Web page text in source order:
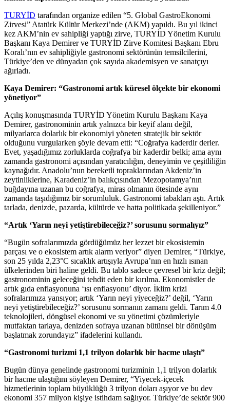
TURYİD tarafından organize edilen “5. Global GastroEkonomi
Zirvesi” Atatürk Kültür Merkezi’nde (AKM) yapıldı. Bu yıl ikinci
kez AKM’nin ev sahipliği yaptığı zirve, TURYİD Yönetim Kurulu
Başkanı Kaya Demirer ve TURYİD Zirve Komitesi Başkanı Ebru
Koralı’nın ev sahipliğiyle gastronomi sektörünün temsilcilerini,
Türkiye’den ve dünyadan çok sayıda akademisyen ve sanatçıyı
ağırladı.
Kaya Demirer: “Gastronomi artık küresel ölçekte bir ekonomi
yönetiyor”
Açılış konuşmasında TURYİD Yönetim Kurulu Başkanı Kaya
Demirer, gastronominin artık yalnızca bir keyif alanı değil,
milyarlarca dolarlık bir ekonomiyi yöneten stratejik bir sektör
olduğunu vurgularken şöyle devam etti: “Coğrafya kaderdir derler.
Evet, yaşadığımız zorluklarda coğrafya bir kaderdir belki; ama aynı
zamanda gastronomi açısından yaratıcılığın, deneyimin ve çeşitliliğin
kaynağıdır. Anadolu’nun bereketli topraklarından Akdeniz’in
zeytinliklerine, Karadeniz’in balıkçısından Mezopotamya’nın
buğdayına uzanan bu coğrafya, miras olmanın ötesinde aynı
zamanda taşıdığımız bir sorumluluk. Gastronomi tabakları aştı. Artık
tarlada, denizde, pazarda, kültürde ve hatta politikada şekilleniyor.”
“Artık ‘Yarın neyi yetiştirebileceğiz?’ sorusunu sormalıyız”
“Bugün sofralarımızda gördüğümüz her lezzet bir ekosistemin
parçası ve o ekosistem artık alarm veriyor” diyen Demirer, “Türkiye,
son 25 yılda 2,23°C sıcaklık artışıyla Avrupa’nın en hızlı ısınan
ülkelerinden biri haline geldi. Bu tablo sadece çevresel bir kriz değil;
gastronominin geleceğini tehdit eden bir kırılma. Ekonomistler de
artık gıda enflasyonuna ‘ısı enflasyonu’ diyor. İklim krizi
sofralarımıza yansıyor; artık ‘Yarın neyi yiyeceğiz?’ değil, ‘Yarın
neyi yetiştirebileceğiz?’ sorusunu sormanın zamanı geldi. Tarım 4.0
teknolojileri, döngüsel ekonomi ve su yönetimi çözümleriyle
mutfaktan tarlaya, denizden sofraya uzanan bütünsel bir dönüşüm
başlatmak zorundayız” ifadelerini kullandı.
“Gastronomi turizmi 1,1 trilyon dolarlık bir hacme ulaştı”
Bugün dünya genelinde gastronomi turizminin 1,1 trilyon dolarlık
bir hacme ulaştığını söyleyen Demirer, “Yiyecek-içecek
hizmetlerinin toplam büyüklüğü 3 trilyon doları aşıyor ve bu dev
ekonomi 357 milyon kişiye istihdam sağlıyor. Türkiye’de sektör 900